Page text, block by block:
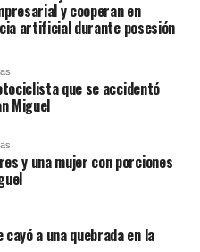
y cooperan en
artificial durante posesión
que se accidentó
Miguel
y una mujer con porciones
a una quebrada en la